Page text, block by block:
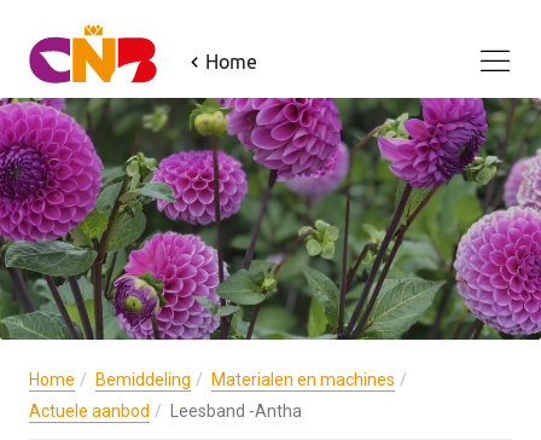
Home
Home Bemiddeling
Materialen en machines
Actuele aanbod
Leesband -Antha